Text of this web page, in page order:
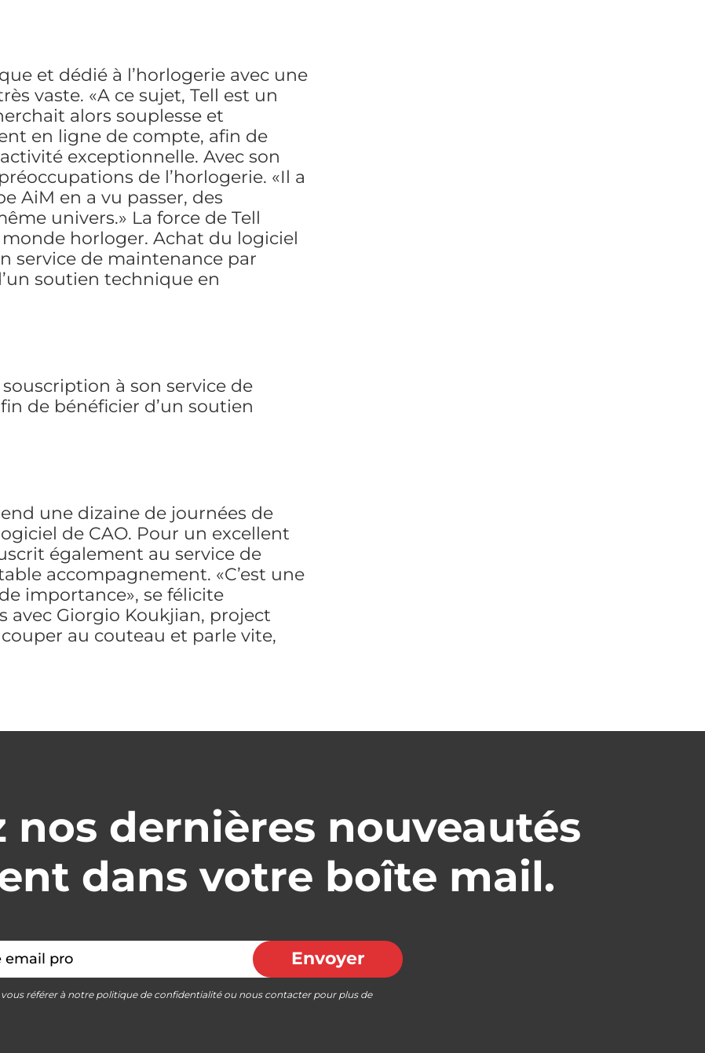
et dédié à l’horlogerie avec une
vaste. «A ce sujet, Tell est un
alors souplesse et
en ligne de compte, afin de
exceptionnelle. Avec son
de l’horlogerie. «Il a
AiM en a vu passer, des
univers.» La force de Tell
horloger. Achat du logiciel
service de maintenance par
soutien technique en
à son service de
de bénéficier d’un soutien
une dizaine de journées de
de CAO. Pour un excellent
également au service de
accompagnement. «C’est une
importance», se félicite
avec Giorgio Koukjian, project
au couteau et parle vite,
nos dernières nouveautés
dans votre boîte mail.
Envoyer
vous référer à notre politique de confidentialité ou nous contacter pour plus de